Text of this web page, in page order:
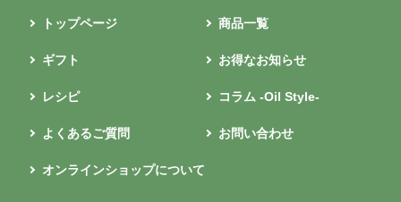
トップページ 商品一覧
ギフト お得なお知らせ
レシピ コラム -Oil Style-
よくあるご質問 お問い合わせ
オンラインショップについて